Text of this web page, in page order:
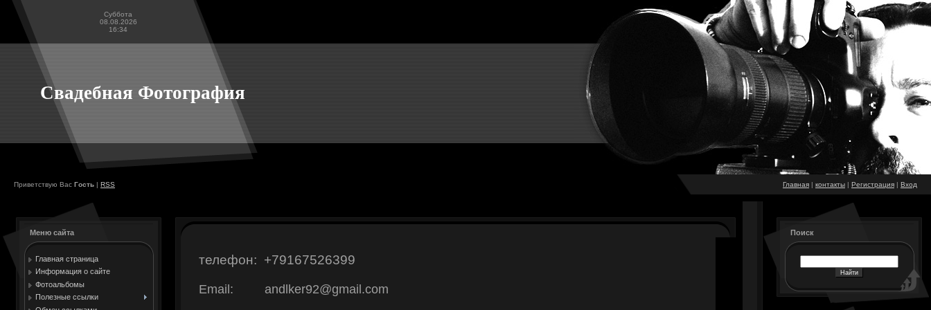
Суббота
08.08.2026
16:34
Свадебная Фотография
Приветствую Вас Гость | RSS Главная | контакты | Регистрация | Вход
Меню сайта
Главная страница
Информация о сайте
Фотоальбомы
Полезные ссылки
телефон: +79167526399
Email: andlker92@gmail.com
Поиск